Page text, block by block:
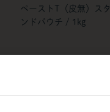
ペーストT（皮無）スタ
ンドパウチ / 1kg